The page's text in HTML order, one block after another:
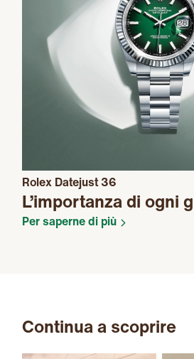
Rolex Datejust 36
L’importanza di ogni
Per saperne di più
Continua a scoprire